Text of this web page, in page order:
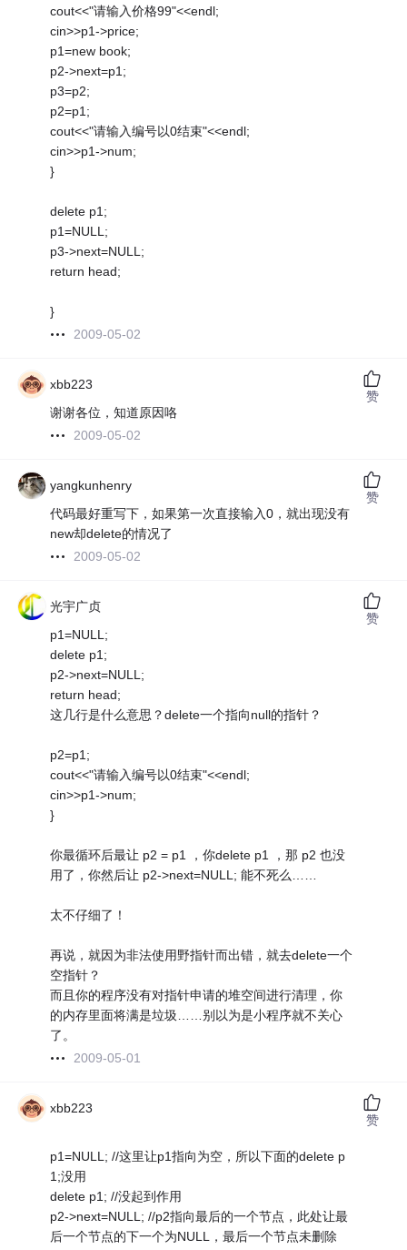
cout<<"请输入价格99"<<endl;
cin>>p1->price;
p1=new book;
p2->next=p1;
p3=p2;
p2=p1;
cout<<"请输入编号以0结束"<<endl;
cin>>p1->num;
}
delete p1;
p1=NULL;
p3->next=NULL;
return head;
}
2009-05-02
xbb223
谢谢各位，知道原因咯
2009-05-02
赞
yangkunhenry
代码最好重写下，如果第一次直接输入0，就出现没有
new却delete的情况了
2009-05-02
赞
光宇广贞
p1=NULL;
delete p1;
p2->next=NULL;
return head;
这几行是什么意思？delete一个指向null的指针？
p2=p1;
cout<<"请输入编号以0结束"<<endl;
cin>>p1->num;
}
你最循环后最让 p2 = p1 ，你delete p1 ，那 p2 也没
用了，你然后让 p2->next=NULL; 能不死么……
太不仔细了！
再说，就因为非法使用野指针而出错，就去delete一个
空指针？
而且你的程序没有对指针申请的堆空间进行清理，你
的内存里面将满是垃圾……别以为是小程序就不关心
了。
2009-05-01
赞
xbb223
p1=NULL; //这里让p1指向为空，所以下面的delete p
1;没用
delete p1; //没起到作用
p2->next=NULL; //p2指向最后的一个节点，此处让最
后一个节点的下一个为NULL，最后一个节点未删除
赞